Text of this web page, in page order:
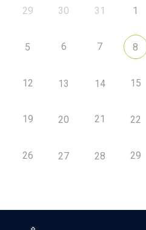
29 30 31 1
5 6 7 8
12 13 14 15
19 20 21 22
26 27 28 29